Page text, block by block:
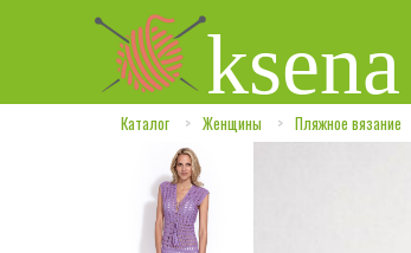
ksena
Каталог Женщины Пляжное вязание